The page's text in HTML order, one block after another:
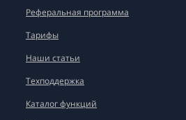
Реферальная программа
Тарифы
Наши статьи
Техподдержка
Каталог функций